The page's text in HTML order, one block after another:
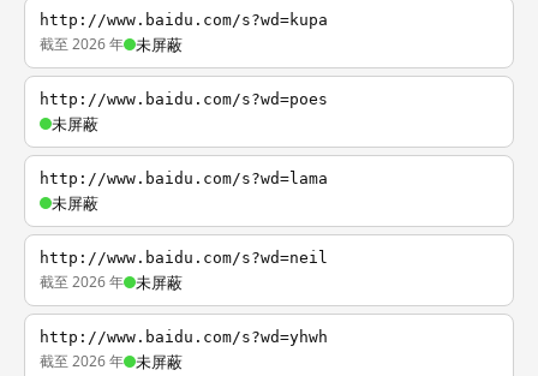
http://www.baidu.com/s?wd=kupa
截至 2026 年 未屏蔽
http://www.baidu.com/s?wd=poes
未屏蔽
http://www.baidu.com/s?wd=lama
未屏蔽
http://www.baidu.com/s?wd=neil
截至 2026 年 未屏蔽
http://www.baidu.com/s?wd=yhwh
截至 2026 年 未屏蔽